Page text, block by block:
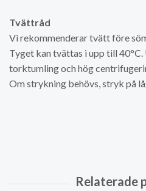
Tvättråd
Vi rekommenderar tvätt före
Tyget kan tvättas i upp till
torktumling och hög
Om strykning behövs, stryk på